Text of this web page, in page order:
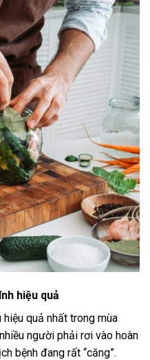
hiệu quả
quả nhất trong mùa
người phải rơi vào hoàn
bệnh đang rất “căng”.